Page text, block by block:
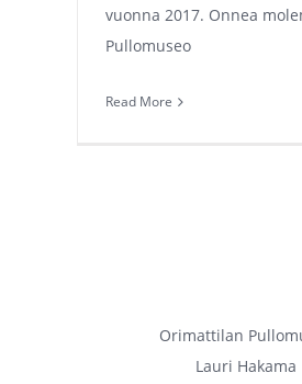
vuonna 2017. Onnea
Pullomuseo
Read More
Orimattilan
Lauri Hakama